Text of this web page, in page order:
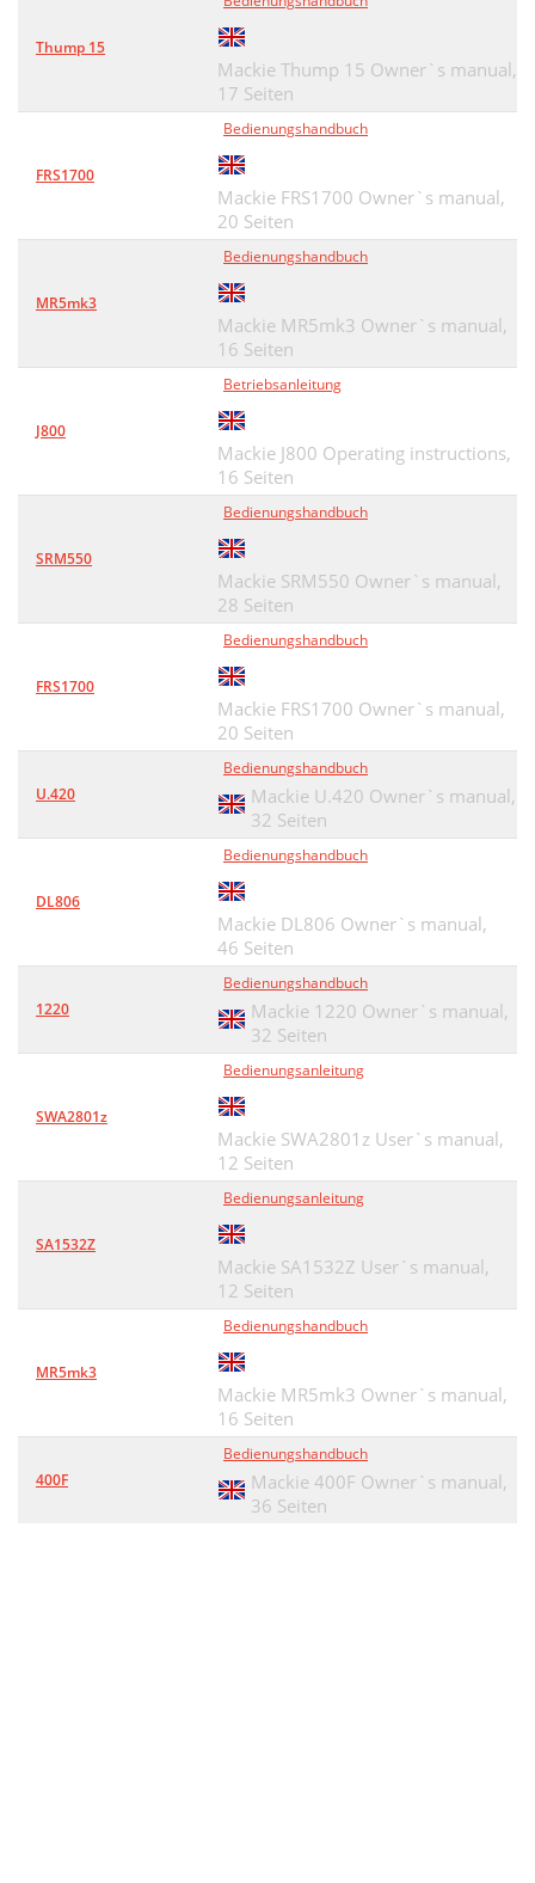
Thump 15
Mackie Thump 15 Owner`s manual,
17 Seiten
FRS1700
Bedienungshandbuch
Mackie FRS1700 Owner`s manual,
20 Seiten
MR5mk3
Bedienungshandbuch
Mackie MR5mk3 Owner`s manual,
16 Seiten
J800
Betriebsanleitung
Mackie J800 Operating instructions,
16 Seiten
SRM550
Bedienungshandbuch
Mackie SRM550 Owner`s manual,
28 Seiten
FRS1700
Bedienungshandbuch
Mackie FRS1700 Owner`s manual,
20 Seiten
U.420
Bedienungshandbuch
Mackie U.420 Owner`s manual,
32 Seiten
DL806
Bedienungshandbuch
Mackie DL806 Owner`s manual,
46 Seiten
1220
Bedienungshandbuch
Mackie 1220 Owner`s manual,
32 Seiten
SWA2801z
Bedienungsanleitung
Mackie SWA2801z User`s manual,
12 Seiten
SA1532Z
Bedienungsanleitung
Mackie SA1532Z User`s manual,
12 Seiten
MR5mk3
Bedienungshandbuch
Mackie MR5mk3 Owner`s manual,
16 Seiten
400F
Bedienungshandbuch
Mackie 400F Owner`s manual,
36 Seiten